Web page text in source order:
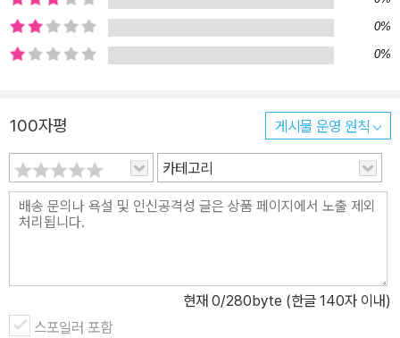
0%
0%
100자평 게시물 운영 원칙
카테고리
현재 0/280byte (한글 140자 이내)
스포일러 포함